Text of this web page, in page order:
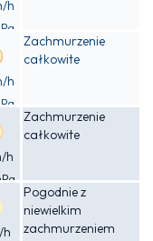
h
h
Zachmurzenie
całkowite
h
Zachmurzenie
całkowite
h
Pogodnie z
niewielkim
zachmurzeniem